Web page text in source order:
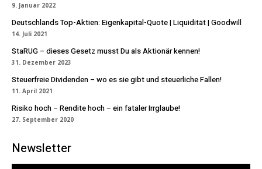
9. Januar 2022
Deutschlands Top-Aktien: Eigenkapital-Quote | Liquidität | Goodwill
14. Juli 2021
StaRUG – dieses Gesetz musst Du als Aktionär kennen!
31. Dezember 2023
Steuerfreie Dividenden – wo es sie gibt und steuerliche Fallen!
11. April 2021
Risiko hoch – Rendite hoch – ein fataler Irrglaube!
27. September 2020
Newsletter